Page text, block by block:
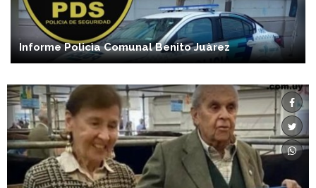
Informe Policìa Comunal Benito Juàrez